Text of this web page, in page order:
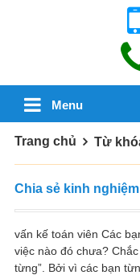
Menu
Trang chủ Từ
Chia sẻ kinh
vấn kế toán viên Các
việc nào đó chưa?
từng”. Bởi vì các bạn